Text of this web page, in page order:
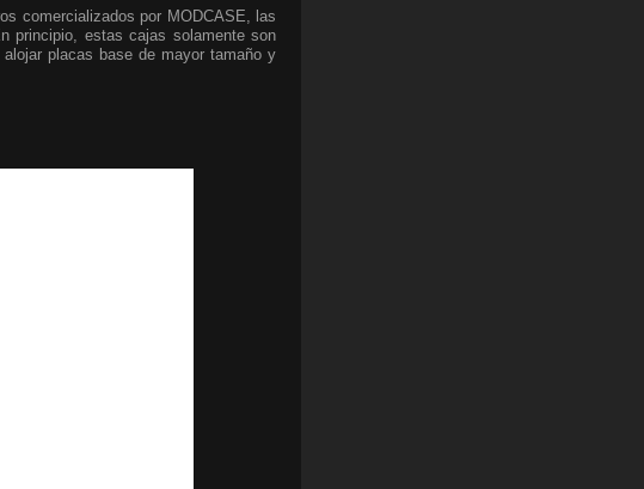
comercializados por MODCASE, las
principio, estas cajas solamente son
placas base de mayor tamaño y